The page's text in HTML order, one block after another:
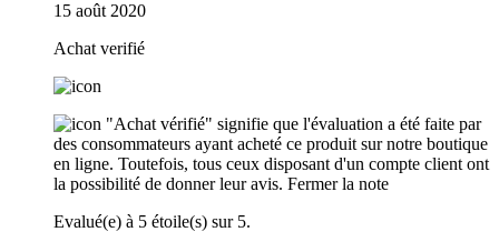
15 août 2020
Achat verifié
"Achat vérifié" signifie que l'évaluation a été faite par
des consommateurs ayant acheté ce produit sur notre boutique
en ligne. Toutefois, tous ceux disposant d'un compte client ont
la possibilité de donner leur avis. Fermer la note
Evalué(e) à 5 étoile(s) sur 5.